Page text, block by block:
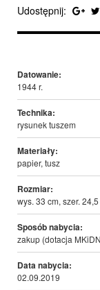
Udostępnij:
Datowanie:
1944 r.
Technika:
rysunek tuszem
Materiały:
papier, tusz
Rozmiar:
wys. 33 cm, szer. 24,5
Sposób nabycia:
zakup (dotacja
Data nabycia:
02.09.2019